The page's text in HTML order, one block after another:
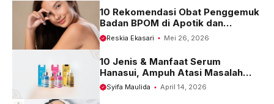
p
m
10 Rekomendasi Obat Penggemuk
Badan BPOM di Apotik dan
Harganya
Reskia Ekasari Mei 26, 2026
10 Jenis & Manfaat Serum
Hanasui, Ampuh Atasi Masalah
Kulit
Syifa Maulida April 14, 2026